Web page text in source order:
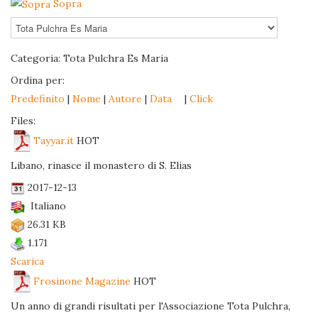
Sopra
Categoria: Tota Pulchra Es Maria
Ordina per:
Predefinito | Nome | Autore | Data | Click
Files:
Tayyar.it HOT
Libano, rinasce il monastero di S. Elias
2017-12-13
Italiano
26.31 KB
1.171
Scarica
Frosinone Magazine HOT
Un anno di grandi risultati per l'Associazione Tota Pulchra,